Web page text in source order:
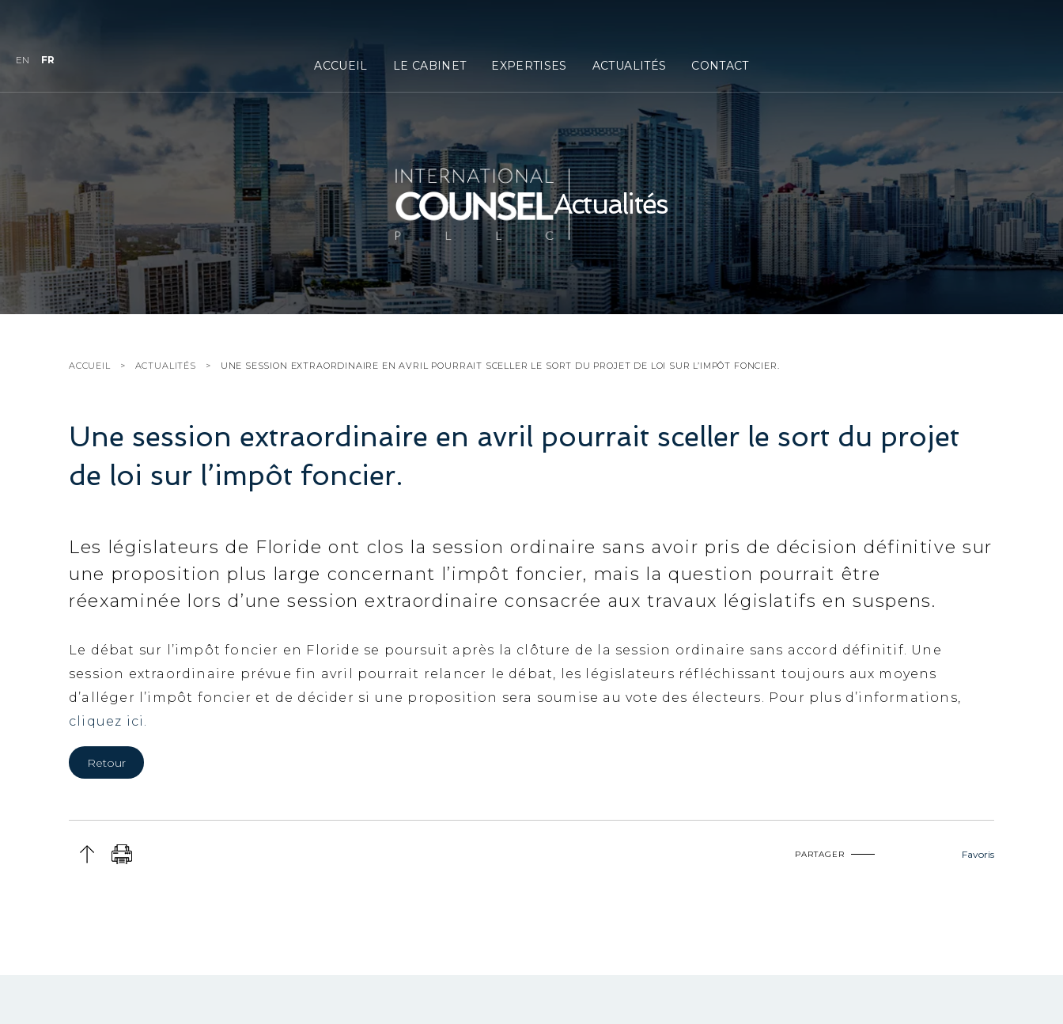
EN FR ACCUEIL LE CABINET EXPERTISES ACTUALITÉS CONTACT
Actualités
ACCUEIL ACTUALITÉS UNE SESSION EXTRAORDINAIRE EN AVRIL POURRAIT SCELLER LE SORT DU PROJET DE LOI SUR L’IMPÔT FONCIER.
Une session extraordinaire en avril pourrait sceller le sort du projet
de loi sur l’impôt foncier.
Les législateurs de Floride ont clos la session ordinaire sans avoir pris de décision définitive sur
une proposition plus large concernant l’impôt foncier, mais la question pourrait être
réexaminée lors d’une session extraordinaire consacrée aux travaux législatifs en suspens.
Le débat sur l’impôt foncier en Floride se poursuit après la clôture de la session ordinaire sans accord définitif. Une
session extraordinaire prévue fin avril pourrait relancer le débat, les législateurs réfléchissant toujours aux moyens
d’alléger l’impôt foncier et de décider si une proposition sera soumise au vote des électeurs. Pour plus d’informations,
cliquez ici.
Retour
PARTAGER Favoris